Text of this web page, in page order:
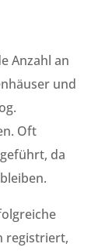
Anzahl an
und
Oft
da
registriert,